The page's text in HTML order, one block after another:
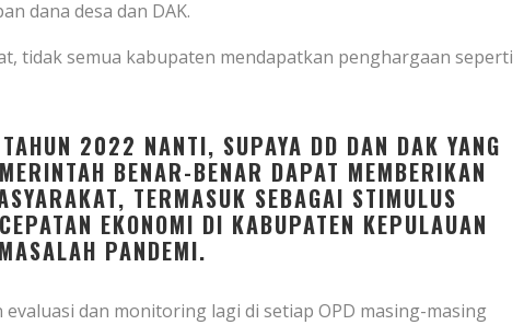
dana desa dan DAK.
tidak semua kabupaten mendapatkan penghargaan seperti
2022 NANTI, SUPAYA DD DAN DAK YANG
BENAR-BENAR DAPAT MEMBERIKAN
TERMASUK SEBAGAI STIMULUS
EKONOMI DI KABUPATEN KEPULAUAN
PANDEMI.
dan monitoring lagi di setiap OPD masing-masing